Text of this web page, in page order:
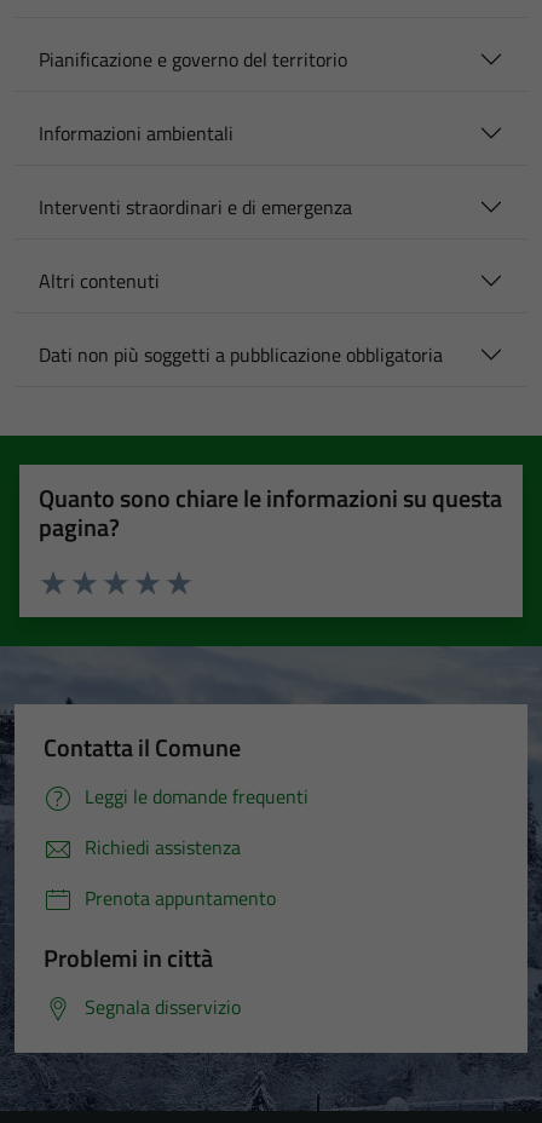
Pianificazione e governo del territorio
Informazioni ambientali
Interventi straordinari e di emergenza
Altri contenuti
Dati non più soggetti a pubblicazione obbligatoria
Quanto sono chiare le informazioni su questa
pagina?
Valuta 5 stelle su 5
Valuta 4 stelle su 5
Valuta 3 stelle su 5
Valuta 2 stelle su 5
Valuta 1 stelle su 5
Contatta il Comune
Leggi le domande frequenti
Richiedi assistenza
Prenota appuntamento
Problemi in città
Segnala disservizio